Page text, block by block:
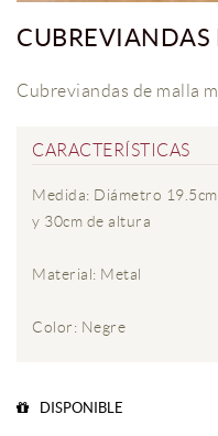
CUBREVIANDAS
Cubreviandas de malla
CARACTERÍSTICAS
Medida: Diámetro 19.5cm
y 30cm de altura
Material: Metal
Color: Negre
DISPONIBLE